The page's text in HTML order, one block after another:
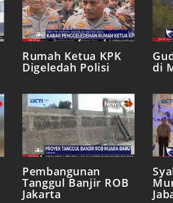
Rumah Ketua KPK
Digeledah Polisi di
Pembangunan
Tanggul Banjir ROB
Jakarta